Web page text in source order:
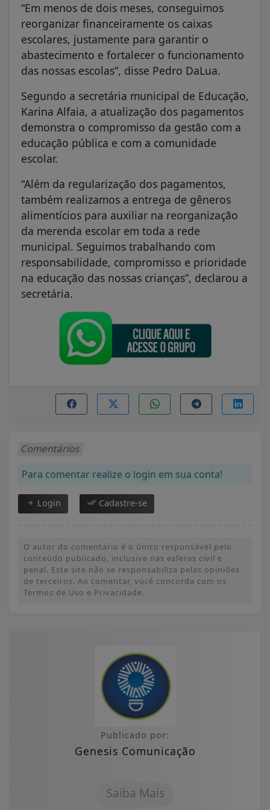
“Em menos de dois meses, conseguimos
reorganizar financeiramente os caixas
escolares, justamente para garantir o
abastecimento e fortalecer o funcionamento
das nossas escolas”, disse Pedro DaLua.
Segundo a secretária municipal de Educação,
Karina Alfaia, a atualização dos pagamentos
demonstra o compromisso da gestão com a
educação pública e com a comunidade
escolar.
“Além da regularização dos pagamentos,
também realizamos a entrega de gêneros
alimentícios para auxiliar na reorganização
da merenda escolar em toda a rede
municipal. Seguimos trabalhando com
responsabilidade, compromisso e prioridade
na educação das nossas crianças”, declarou a
secretária.
Comentários
Para comentar realize o login em sua conta!
Login Cadastre-se
O autor do comentário é o único responsável pelo
conteúdo publicado, inclusive nas esferas civil e
penal. Este site não se responsabiliza pelas opiniões
de terceiros. Ao comentar, você concorda com os
Termos de Uso e Privacidade.
Publicado por:
Genesis Comunicação
Saiba Mais